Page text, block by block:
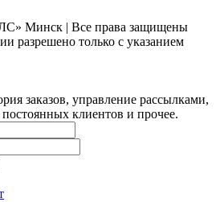
Минск | Все права защищены
разрешено только с указанием
заказов, управление рассылками,
клиентов и прочее.